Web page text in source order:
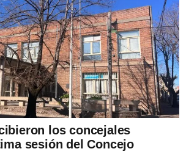
los concejales
sesión del Concejo